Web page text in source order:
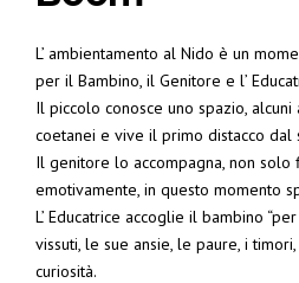
L’ ambientamento al Nido è un
per il Bambino, il Genitore e l’
Il piccolo conosce uno spazio,
coetanei e vive il primo distacco dal
Il genitore lo accompagna, non solo
emotivamente, in questo momento
L’ Educatrice accoglie il bambino
vissuti, le sue ansie, le paure, i
curiosità.